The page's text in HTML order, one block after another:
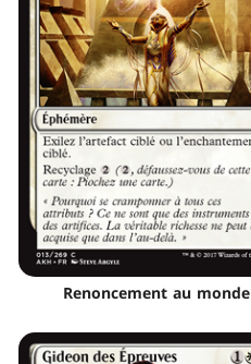
Renoncement au monde